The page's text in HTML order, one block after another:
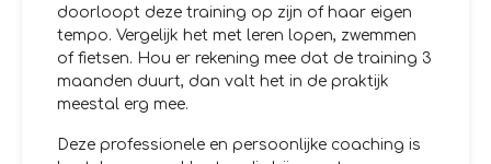
doorloopt deze training op zijn of haar eigen
tempo. Vergelijk het met leren lopen, zwemmen
of fietsen. Hou er rekening mee dat de training 3
maanden duurt, dan valt het in de praktijk
meestal erg mee.
Deze professionele en persoonlijke coaching is